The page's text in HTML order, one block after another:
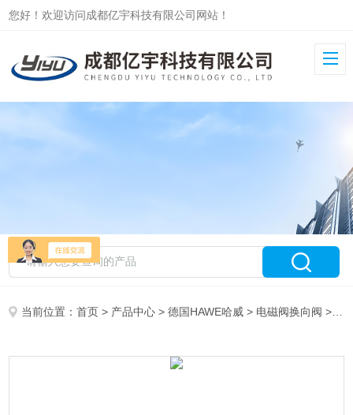
您好！欢迎访问成都亿宇科技有限公司网站！
当前位置：首页 > 产品中心 >德国HAWE哈威 > 电磁阀换向阀 > WH1R-G24库存德哈威截止电磁换向阀WH系列